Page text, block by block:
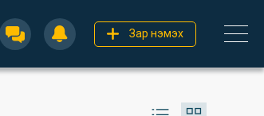
Зар нэмэх